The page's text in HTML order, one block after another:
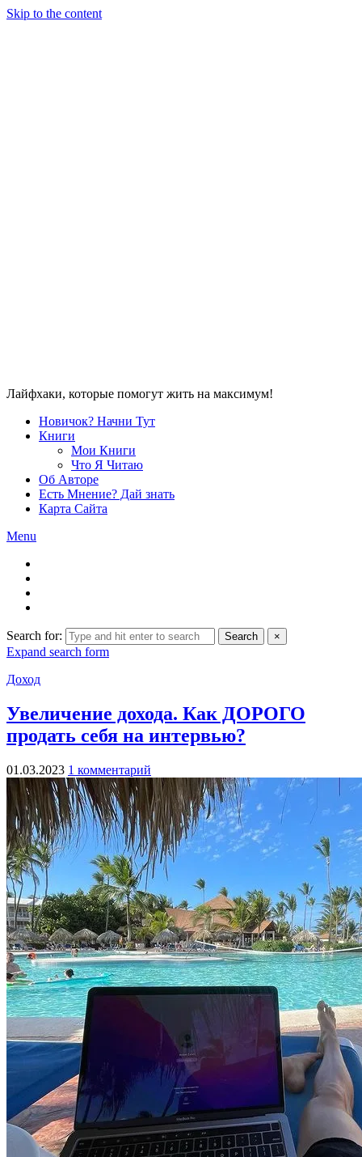
Skip to the content
Лайфхаки, которые помогут жить на максимум!
Новичок? Начни Тут
Книги
Мои Книги
Что Я Читаю
Об Авторе
Есть Мнение? Дай знать
Карта Сайта
Menu
Search for: Search ×
Expand search form
Доход
Увеличение дохода. Как ДОРОГО
продать себя на интервью?
01.03.2023 1 комментарий